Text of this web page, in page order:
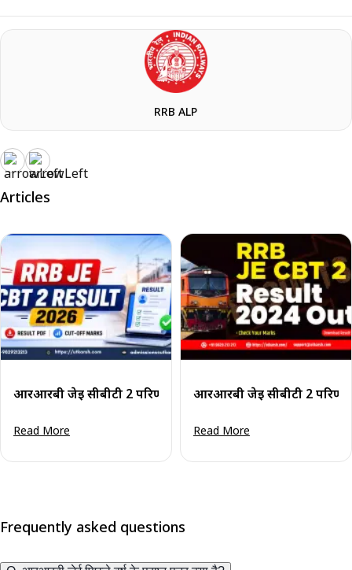
RRB ALP
Articles
आरआरबी जेई सीबीटी 2 परिणाम 2026: कट-ऑफ अंक, स्कोरकार्ड व
Read More
आरआरबी जेई सीबीटी 2
Read More
Frequently asked questions